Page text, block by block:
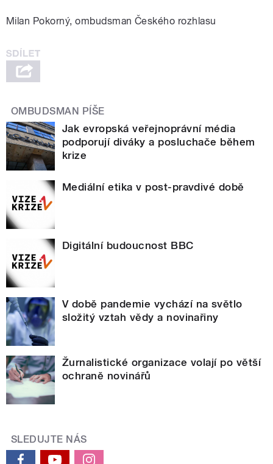
Milan Pokorný, ombudsman Českého rozhlasu
OMBUDSMAN PÍŠE
Jak evropská veřejnoprávní média
podporují diváky a posluchače během
krize
Mediální etika v post-pravdivé době
Digitální budoucnost BBC
V době pandemie vychází na světlo
složitý vztah vědy a novinařiny
Žurnalistické organizace volají po větší
ochraně novinářů
SLEDUJTE NÁS